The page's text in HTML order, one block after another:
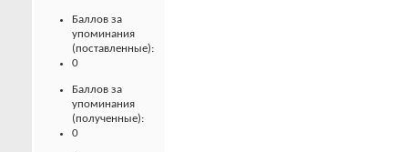
Баллов за
упоминания
(поставленные):
0
Баллов за
упоминания
(полученные):
0